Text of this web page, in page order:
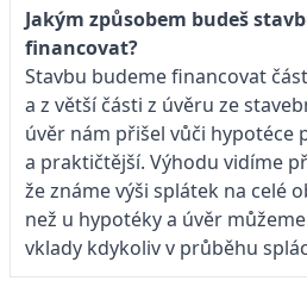
Jakým způsobem budeš
financovat?
Stavbu budeme financovat
a z větší části z úvěru ze
úvěr nám přišel vůči hypotéce
a praktičtější. Výhodu vidíme
že známe výši splátek na celé
než u hypotéky a úvěr
vklady kdykoliv v průběhu